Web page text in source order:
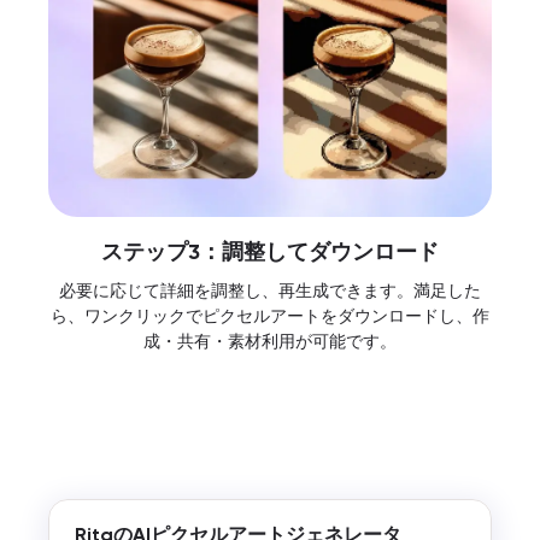
ステップ3：調整してダウンロード
必要に応じて詳細を調整し、再生成できます。満足した
ら、ワンクリックでピクセルアートをダウンロードし、作
成・共有・素材利用が可能です。
RitaのAIピクセルアートジェネレータ